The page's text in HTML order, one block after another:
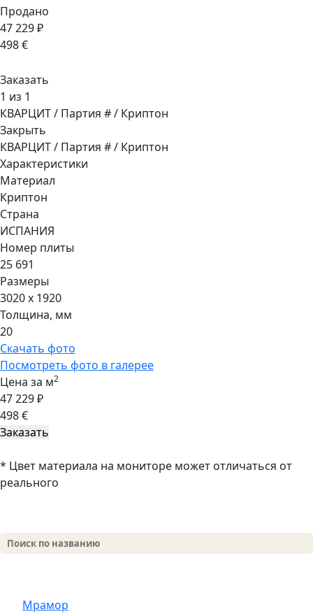
Продано
47 229 ₽
498 €
Заказать
1 из 1
КВАРЦИТ / Партия # / Криптон
Закрыть
КВАРЦИТ / Партия # / Криптон
Характеристики
Материал
Криптон
Страна
ИСПАНИЯ
Номер плиты
25 691
Размеры
3020 x 1920
Толщина, мм
20
Скачать фото
Посмотреть фото в галерее
Цена за м2
47 229 ₽
498 €
* Цвет материала на мониторе может отличаться от
реального
Мрамор